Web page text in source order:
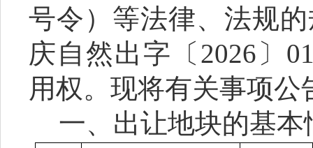
号令）等法律、法规
庆自然出字〔 2026 〕
用权。现将有关事项公
一、出让地块的基本